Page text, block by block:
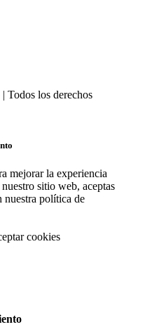
los derechos
mejorar la experiencia
sitio web, aceptas
nuestra política de
cookies